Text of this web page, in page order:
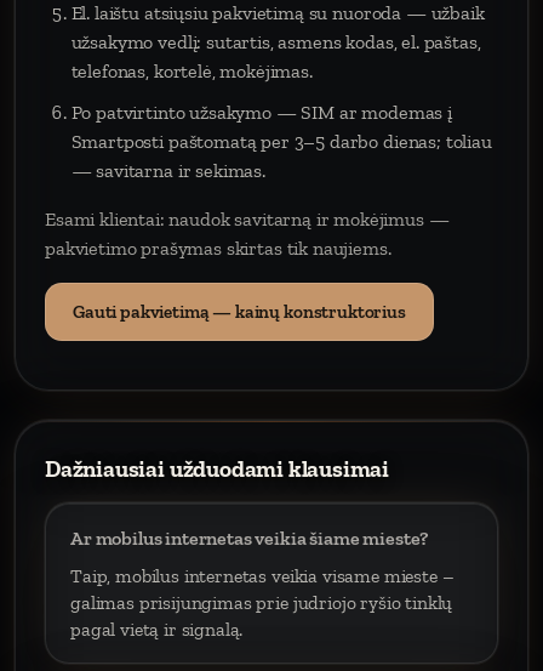
El. laištu atsiųsiu pakvietimą su nuoroda — užbaik
užsakymo vedlį: sutartis, asmens kodas, el. paštas,
telefonas, kortelė, mokėjimas.
Po patvirtinto užsakymo — SIM ar modemas į
Smartposti paštomatą per 3–5 darbo dienas; toliau
— savitarna ir sekimas.
Esami klientai: naudok savitarną ir mokėjimus —
pakvietimo prašymas skirtas tik naujiems.
Gauti pakvietimą — kainų konstruktorius
Dažniausiai užduodami klausimai
Ar mobilus internetas veikia šiame mieste?
Taip, mobilus internetas veikia visame mieste –
galimas prisijungimas prie judriojo ryšio tinklų
pagal vietą ir signalą.